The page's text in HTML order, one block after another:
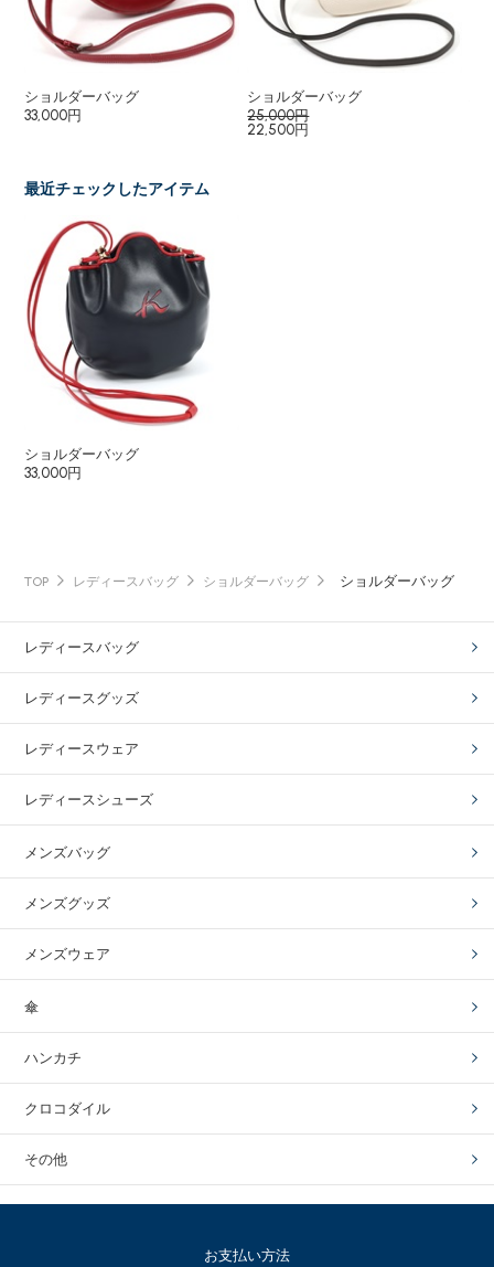
ショルダーバッグ
33,000円
ショルダーバッグ
25,000円
22,500円
最近チェックしたアイテム
ショルダーバッグ
33,000円
TOP レディースバッグ ショルダーバッグ ショルダーバッグ
レディースバッグ
レディースグッズ
レディースウェア
レディースシューズ
メンズバッグ
メンズグッズ
メンズウェア
傘
ハンカチ
クロコダイル
その他
お支払い方法